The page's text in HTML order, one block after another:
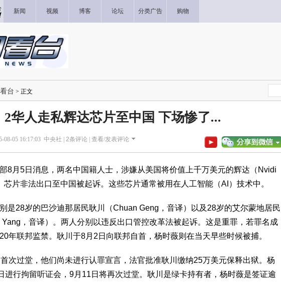
新闻 视频 博客 论坛 分类广告 购物
台 > 正文
2华人走私辉达芯片至中国 下场惨了...
08-05 16:17:03 中央社 | 2条评论 | 查看/发表评论
5日消息，两名中国籍人士，涉嫌从美国将价值上千万美元的辉达（Nvidi
芯片非法出口至中国被起诉。这些芯片通常被用在人工智能（AI）技术中。
28岁的巴沙迪那居民耿川（Chuan Geng，音译）以及28岁的艾尔蒙地居民
，音译）。两人分别以违反出口管控改革法被起诉。这是重罪，若罪名成
年联邦监禁。耿川于8月2日向联邦自首，杨时薇则在当天早些时候被捕。
过堂，他们尚未进行认罪宣言，法官批准耿川缴纳25万美元保释出狱。杨
进行拘留听证会，9月11日将再次过堂。耿川是绿卡持有者，杨时薇是签证逾